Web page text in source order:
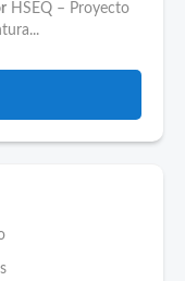
HSEQ – Proyecto